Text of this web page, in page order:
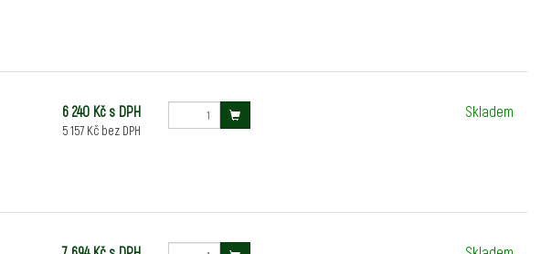
6 240 Kč s DPH
5 157 Kč bez DPH
Skladem